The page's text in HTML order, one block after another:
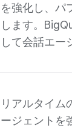
を強化し、パ
します。
して会話エー
リアルタイム
ージェントを